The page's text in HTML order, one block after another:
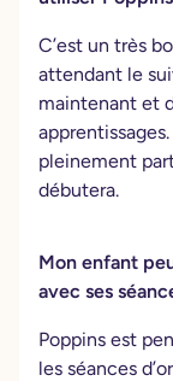
C’est un très
attendant le
maintenant et
pleinement
débutera.
Mon enfant
avec ses
Poppins est
les séances